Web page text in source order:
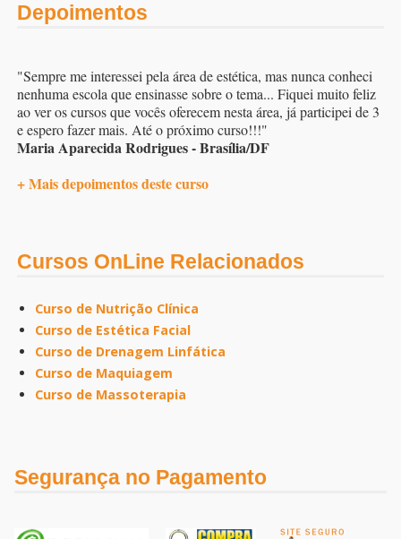
Depoimentos
"Sempre me interessei pela área de estética, mas nunca conheci
nenhuma escola que ensinasse sobre o tema... Fiquei muito feliz
ao ver os cursos que vocês oferecem nesta área, já participei de 3
e espero fazer mais. Até o próximo curso!!!"
Maria Aparecida Rodrigues - Brasília/DF
+ Mais depoimentos deste curso
Cursos OnLine Relacionados
Curso de Nutrição Clínica
Curso de Estética Facial
Curso de Drenagem Linfática
Curso de Maquiagem
Curso de Massoterapia
Segurança no Pagamento